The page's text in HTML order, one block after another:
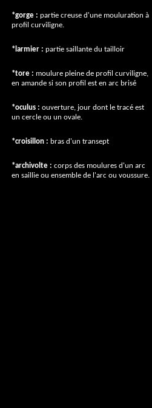
*gorge : partie creuse d'une mouluration à
profil curviligne.
*larmier : partie saillante du tailloir
*tore : moulure pleine de profil curviligne,
en amande si son profil est en arc brisé
*oculus : ouverture, jour dont le tracé est
un cercle ou un ovale.
*croisillon : bras d'un transept
*archivolte : corps des moulures d'un arc
en saillie ou ensemble de l'arc ou voussure.